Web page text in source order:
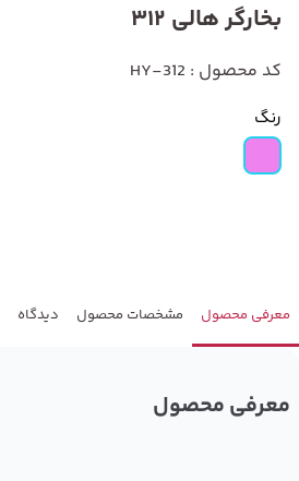
بخارگر هالی 312
کد محصول : HY-312
رنگ
معرفی محصول مشخصات محصول دیدگاه
معرفی محصول